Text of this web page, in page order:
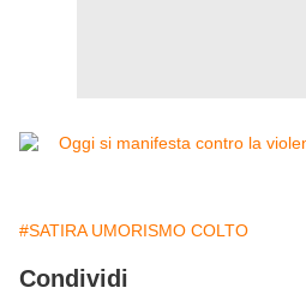
#SATIRA UMORISMO COLTO
Condividi